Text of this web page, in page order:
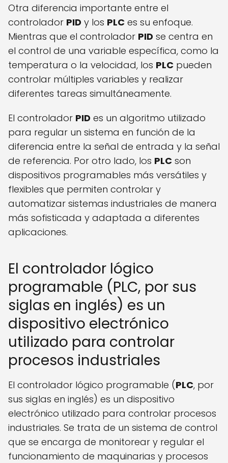
Otra diferencia importante entre el
controlador PID y los PLC es su enfoque.
Mientras que el controlador PID se centra en
el control de una variable específica, como la
temperatura o la velocidad, los PLC pueden
controlar múltiples variables y realizar
diferentes tareas simultáneamente.
El controlador PID es un algoritmo utilizado
para regular un sistema en función de la
diferencia entre la señal de entrada y la señal
de referencia. Por otro lado, los PLC son
dispositivos programables más versátiles y
flexibles que permiten controlar y
automatizar sistemas industriales de manera
más sofisticada y adaptada a diferentes
aplicaciones.
El controlador lógico
programable (PLC, por sus
siglas en inglés) es un
dispositivo electrónico
utilizado para controlar
procesos industriales
El controlador lógico programable (PLC, por
sus siglas en inglés) es un dispositivo
electrónico utilizado para controlar procesos
industriales. Se trata de un sistema de control
que se encarga de monitorear y regular el
funcionamiento de maquinarias y procesos